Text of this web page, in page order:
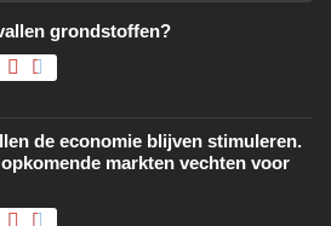
grondstoffen?
de economie blijven stimuleren.
markten vechten voor